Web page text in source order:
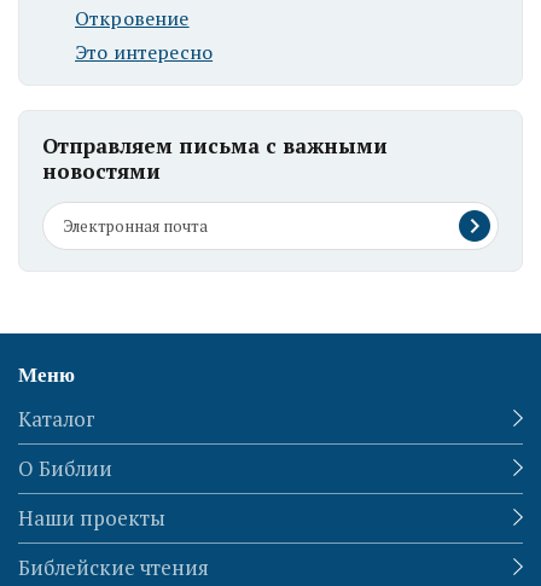
Откровение
Это интересно
Отправляем письма с важными
новостями
Меню
Каталог
О Библии
Наши проекты
Библейские чтения